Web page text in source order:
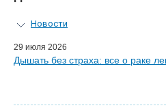
Новости
Персональный гид
Мастер-классы для врачей
29 июля 2026
Дышать без страха: все о раке